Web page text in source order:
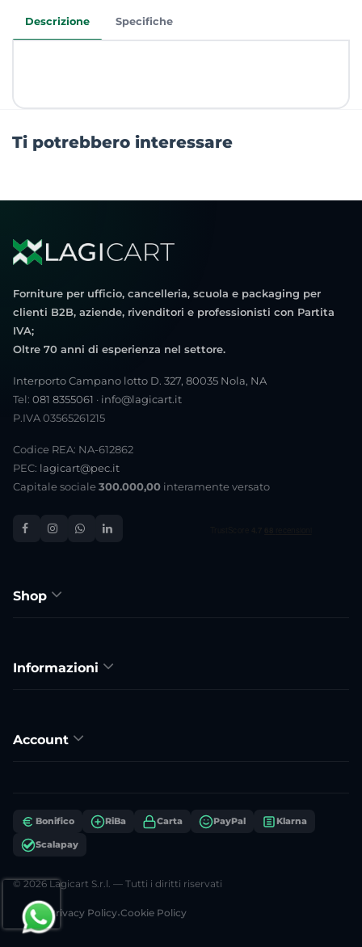
Descrizione Specifiche
Ti potrebbero interessare
Forniture per ufficio, cancelleria, scuola e packaging per
clienti B2B, aziende, rivenditori e professionisti con Partita
IVA;
Oltre 70 anni di esperienza nel settore.
Interporto Campano lotto D. 327, 80035 Nola, NA
Tel: 081 8355061 · info@lagicart.it
P.IVA 03565261215
Codice REA: NA-612862
PEC: lagicart@pec.it
Capitale sociale 300.000,00 interamente versato
Shop
Informazioni
Account
Bonifico RiBa Carta PayPal Klarna
Scalapay
© 2026 Lagicart S.r.l. — Tutti i diritti riservati
Privacy Policy•Cookie Policy